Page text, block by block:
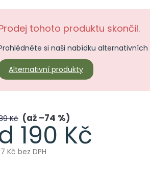
Kč až –74 %
190 Kč
Kč bez DPH
tohoto produktu skončil.
si naši nabídku alternativních
Alternativní produkty